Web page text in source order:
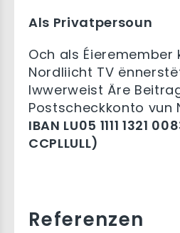
Als Privatpersoun
Och als Éieremember
Nordliicht TV
Iwwerweist Äre
Postscheckkonto vun
IBAN LU05 1111 1321
CCPLLULL)
Referenzen